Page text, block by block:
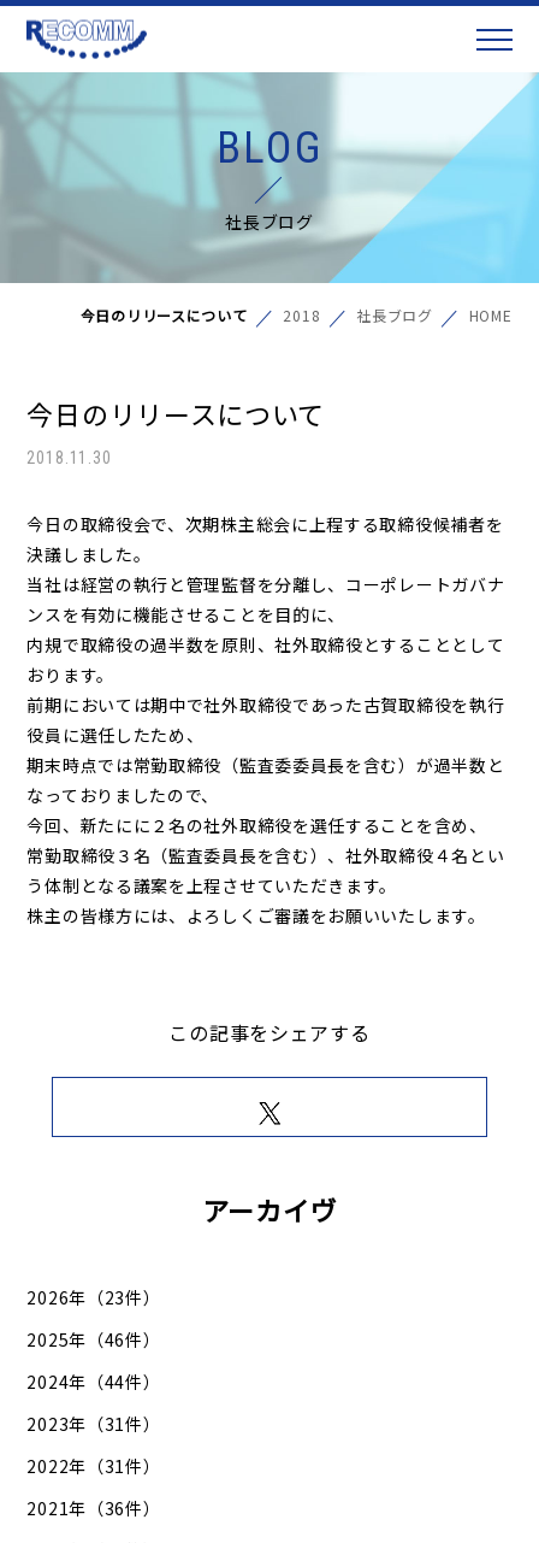
BLOG
社長ブログ
HOME
社長ブログ
2018
今日のリリースについて
今日のリリースについて
2018.11.30
今日の取締役会で、次期株主総会に上程する取締役候補者を
決議しました。
当社は経営の執行と管理監督を分離し、コーポレートガバナ
ンスを有効に機能させることを目的に、
内規で取締役の過半数を原則、社外取締役とすることとして
おります。
前期においては期中で社外取締役であった古賀取締役を執行
役員に選任したため、
期末時点では常勤取締役（監査委委員長を含む）が過半数と
なっておりましたので、
今回、新たにに２名の社外取締役を選任することを含め、
常勤取締役３名（監査委員長を含む）、社外取締役４名とい
う体制となる議案を上程させていただきます。
株主の皆様方には、よろしくご審議をお願いいたします。
この記事をシェアする
アーカイヴ
2026年（23件）
2025年（46件）
2024年（44件）
2023年（31件）
2022年（31件）
2021年（36件）